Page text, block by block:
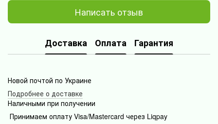
Написать отзыв
Доставка Оплата Гарантия
Новой почтой по Украине
Подробнее о доставке
Наличными при получении
Принимаем оплату Visa/Mastercard через Liqpay